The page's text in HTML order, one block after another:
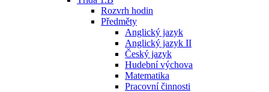
Rozvrh hodin
Předměty
Anglický jazyk
Anglický jazyk II
Český jazyk
Hudební výchova
Matematika
Pracovní činnosti